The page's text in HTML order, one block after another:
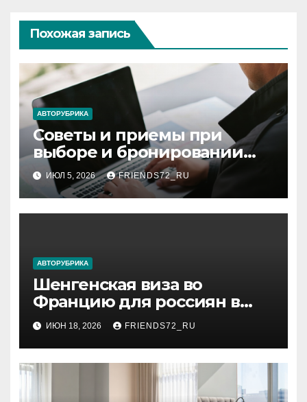
Похожая запись
АВТОРУБРИКА
Советы и приемы при
выборе и бронировании
авиабилетов
ИЮЛ 5, 2026 FRIENDS72_RU
АВТОРУБРИКА
Шенгенская виза во
Францию для россиян в
2026 году: сроки от 3 дней и
список необходимых
документов
ИЮН 18, 2026 FRIENDS72_RU